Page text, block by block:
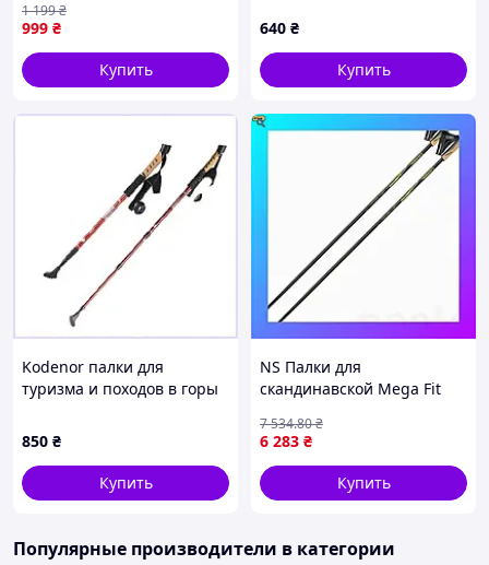
999 ₴
1 199₴
Купить
640 ₴
Купить
Kodenor палки для
туризма и походов в горы
T8A0600H25
850 ₴
Купить
NS Палки для
скандинавской Mega Fit
Carbon 125 Dual Spike
(7009351011250) Nes22/Q
6 283 ₴
7 534.80₴
Купить
Популярные производители в категории